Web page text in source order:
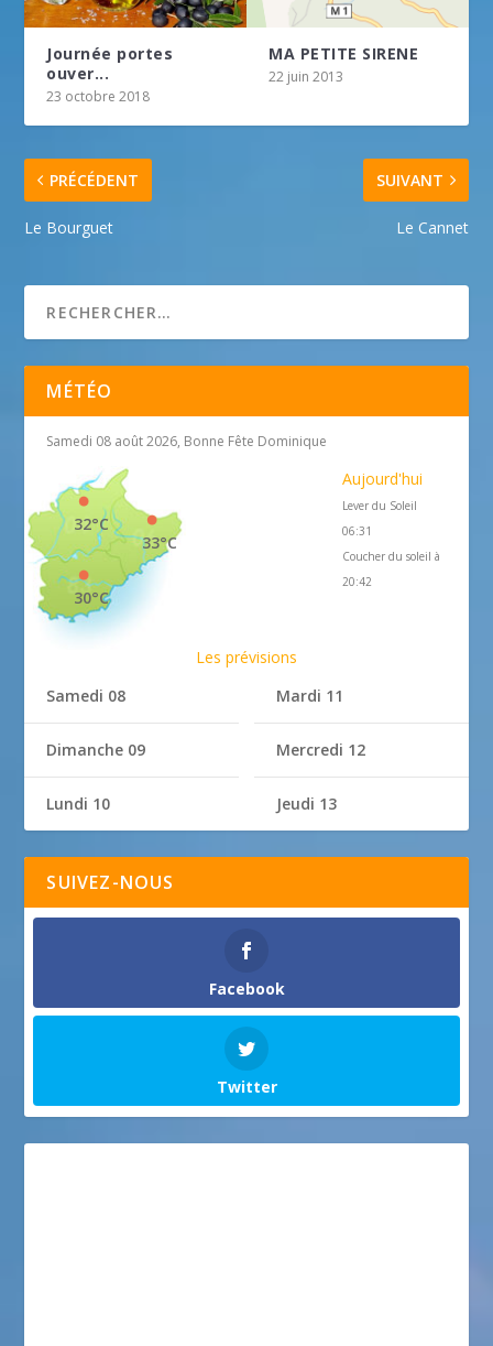
Journée portes
ouver...
23 octobre 2018
MA PETITE SIRENE
22 juin 2013
PRÉCÉDENT
Le Bourguet
SUIVANT
Le Cannet
MÉTÉO
Samedi 08 août 2026, Bonne Fête Dominique
33°C
32°C
30°C
Aujourd'hui
Lever du Soleil
06:31
Coucher du soleil à
20:42
Les prévisions
Samedi 08
Dimanche 09
Lundi 10
Mardi 11
Mercredi 12
Jeudi 13
SUIVEZ-NOUS
Facebook
Twitter